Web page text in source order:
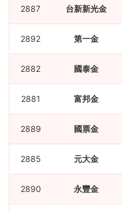
2887 台新新光金
2892 第一金
2882 國泰金
2881 富邦金
2889 國票金
2885 元大金
2890 永豐金